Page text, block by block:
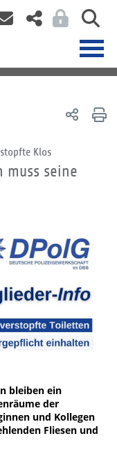
Klos
muss seine
bleiben ein
der
und Kollegen
Fliesen und